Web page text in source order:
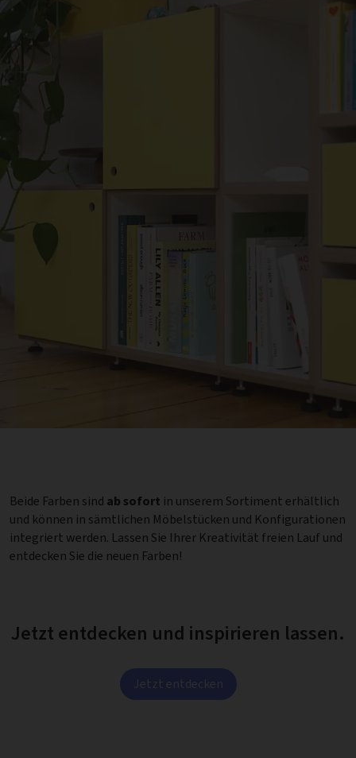
Beide Farben sind ab sofort in unserem Sortiment erhältlich
und können in sämtlichen Möbelstücken und Konfigurationen
integriert werden. Lassen Sie Ihrer Kreativität freien Lauf und
entdecken Sie die neuen Farben!
Jetzt entdecken und inspirieren lassen.
Jetzt entdecken